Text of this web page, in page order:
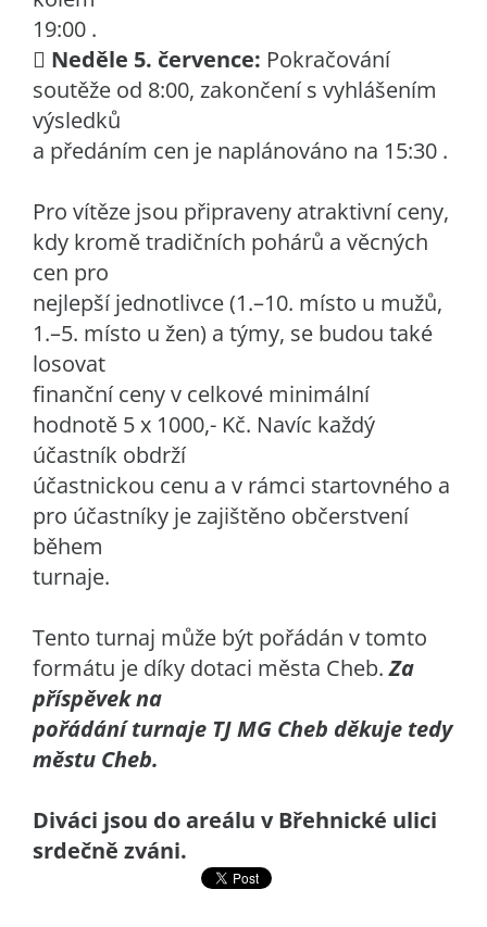
19:00 .
 Neděle 5. července: Pokračování
soutěže od 8:00, zakončení s vyhlášením
výsledků
a předáním cen je naplánováno na 15:30 .
Pro vítěze jsou připraveny atraktivní ceny,
kdy kromě tradičních pohárů a věcných
cen pro
nejlepší jednotlivce (1.–10. místo u mužů,
1.–5. místo u žen) a týmy, se budou také
losovat
finanční ceny v celkové minimální
hodnotě 5 x 1000,- Kč. Navíc každý
účastník obdrží
účastnickou cenu a v rámci startovného a
pro účastníky je zajištěno občerstvení
během
turnaje.
Tento turnaj může být pořádán v tomto
formátu je díky dotaci města Cheb.Za
příspěvek na
pořádání turnaje TJ MG Cheb děkuje tedy
městu Cheb.
Diváci jsou do areálu v Břehnické ulici
srdečně zváni.